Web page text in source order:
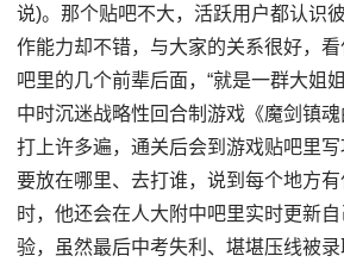
说)。那个贴吧不大，活跃用户都认识
作能力却不错，与大家的关系很好，
吧里的几个前辈后面，“就是一群大姐
中时沉迷战略性回合制游戏《魔剑镇
打上许多遍，通关后会到游戏贴吧里
要放在哪里、去打谁，说到每个地方
时，他还会在人大附中吧里实时更新
验，虽然最后中考失利、堪堪压线被